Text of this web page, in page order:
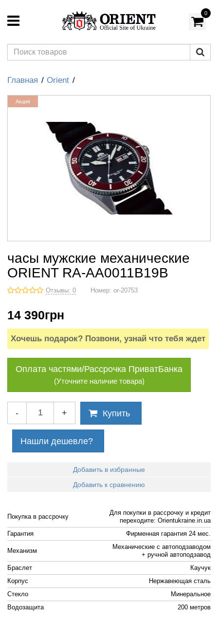
0
Главная Orient
Акция
часы мужские механические
ORIENT RA-AA0011B19B
Отзывы: 0 Номер: or-20753
14 390грн
Хочешь подарок? Позвони, узнай что тебя ждет
Оплата частями/Рассрочка ПриватБанка
(Уточните наличие товара)
- + Купить
Нашли дешевле?
Добавить в избранные
Добавить к сравнению
Покупка в рассрочку
Для покупки в рассрочку и кредит
переходите: Orientukraine.in.ua
Гарантия
Фирменная гарантия 24 мес.
Механизм
Механические с автоподзаводом
+ ручной автоподзавод
Браслет
Каучук
Корпус
Нержавеющая сталь
Стекло
Минеральное
Водозащита
200 метров